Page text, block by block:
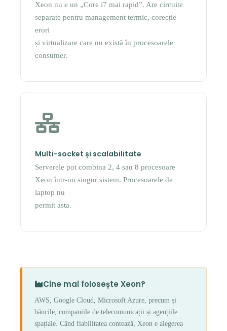
Xeon nu e un „Core i7 mai rapid”. Are circuite
separate pentru management termic, corecție
erori
și virtualizare care nu există în procesoarele
consumer.
Multi-socket și scalabilitate
Serverele pot combina 2, 4 sau 8 procesoare
Xeon într-un singur sistem. Procesoarele de
laptop nu
permit asta.
Cine mai folosește Xeon?
AWS, Google Cloud, Microsoft Azure, precum și
băncile, companiile de telecomunicații și agențiile
spațiale. Când fiabilitatea contează, Xeon e alegerea